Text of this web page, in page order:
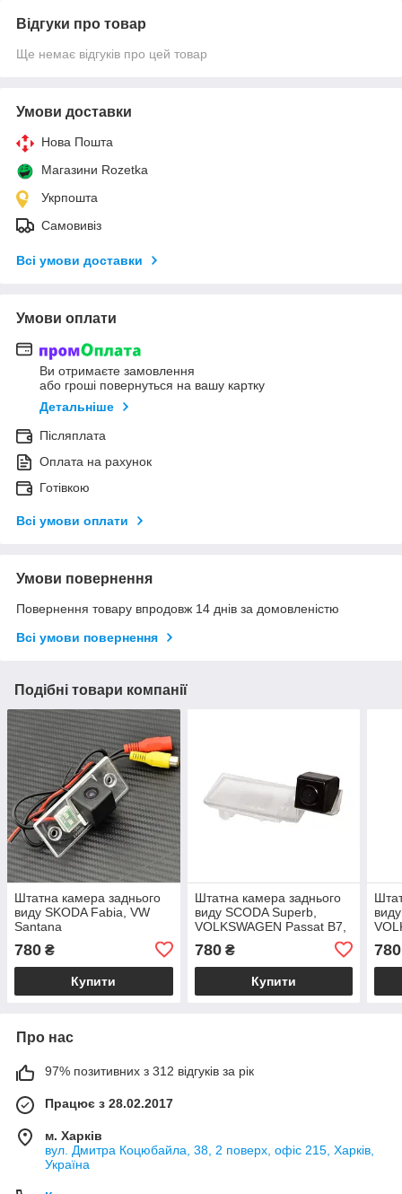
Відгуки про товар
Ще немає відгуків про цей товар
Умови доставки
Нова Пошта
Магазини Rozetka
Укрпошта
Самовивіз
Всі умови доставки
Умови оплати
Ви отримаєте замовлення
або гроші повернуться на вашу картку
Детальніше
Післяплата
Оплата на рахунок
Готівкою
Всі умови оплати
Умови повернення
Повернення товару впродовж 14 днів за домовленістю
Всі умови повернення
Подібні товари компанії
Штатна камера заднього
виду SKODA Fabia, VW
Santana
780 ₴
Купити
Штатна камера заднього
виду SCODA Superb,
VOLKSWAGEN Passat B7,
780₴
Купити
YETI
780
Про нас
97% позитивних з 312 відгуків за рік
Працює з 28.02.2017
м. Харків
вул. Дмитра Коцюбайла, 38, 2 поверх, офіс 215, Харків,
Україна